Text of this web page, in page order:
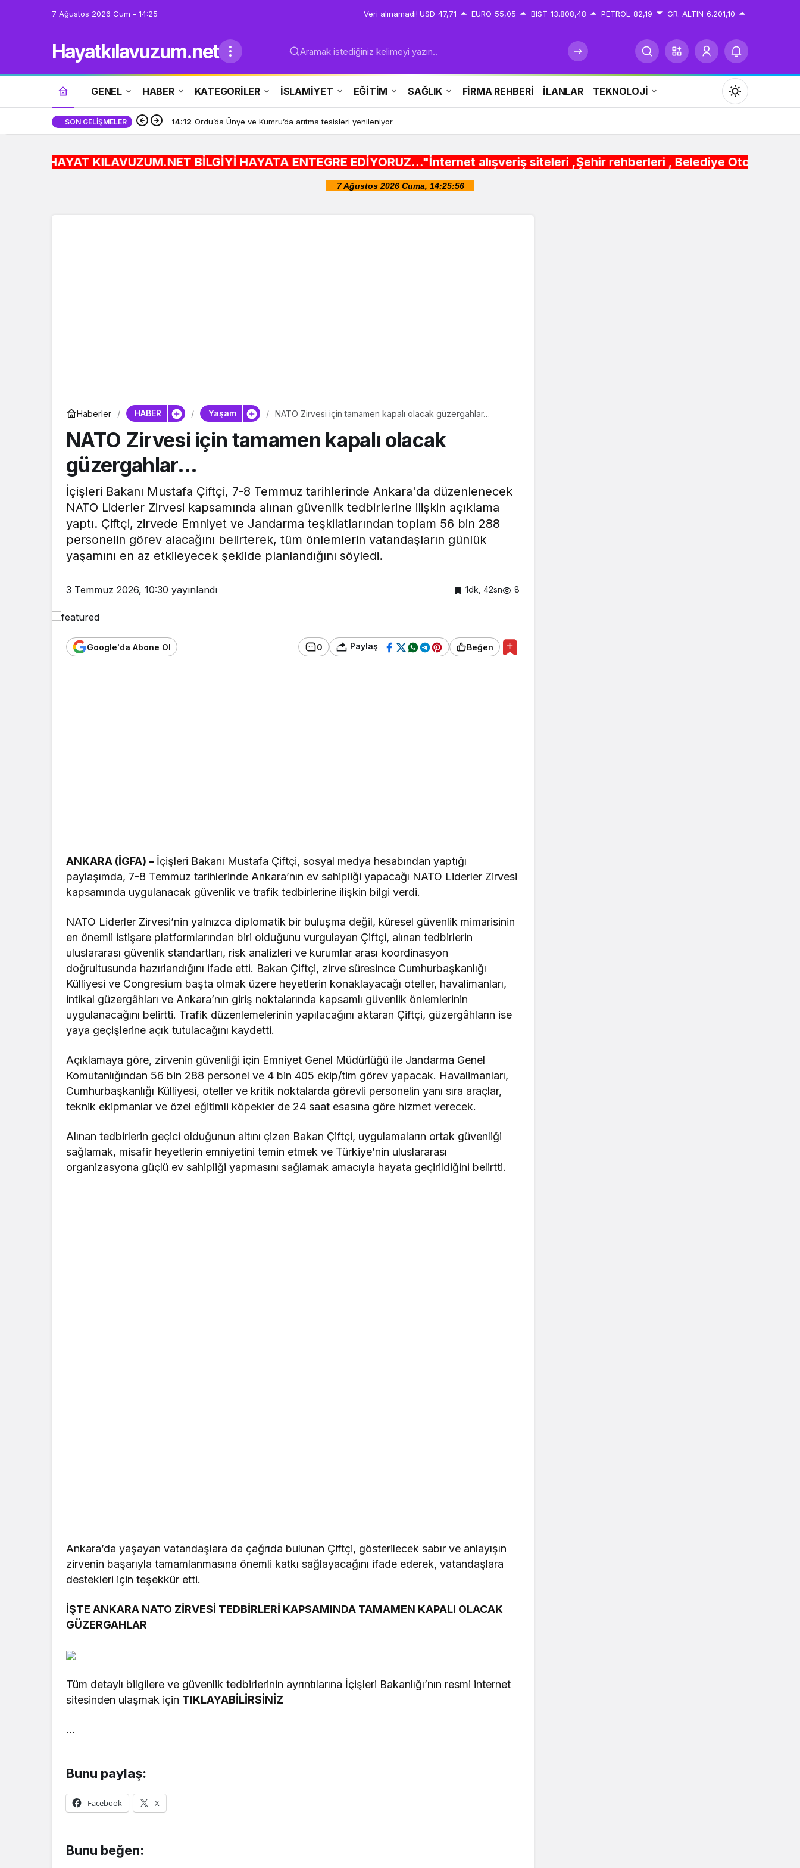
7 Ağustos 2026 Cum - 14:25 Veri alınamadı! USD 47,71 EURO 55,05 BIST 13.808,48 PETROL 82,19 GR. ALTIN 6.201,10
Hayatkılavuzum.net Aramak istediğiniz kelimeyi yazın..
GENEL HABER KATEGORİLER İSLAMİYET EĞİTİM SAĞLIK FİRMA REHBERİ İLANLAR TEKNOLOJİ
Mod
değiştir
SON GELIŞMELER 14:12 Ordu’da Ünye ve Kumru’da arıtma tesisleri yenileniyor
HAYAT KILAVUZUM.NET BİLGİYİ HAYATA ENTEGRE EDİYORUZ..."İnternet alışveriş siteleri ,Şehir rehberleri , Belediye
Haberler HABER Yaşam NATO Zirvesi için tamamen kapalı olacak güzergahlar…
NATO Zirvesi için tamamen kapalı olacak
güzergahlar…
İçişleri Bakanı Mustafa Çiftçi, 7-8 Temmuz tarihlerinde Ankara'da düzenlenecek
NATO Liderler Zirvesi kapsamında alınan güvenlik tedbirlerine ilişkin açıklama
yaptı. Çiftçi, zirvede Emniyet ve Jandarma teşkilatlarından toplam 56 bin 288
personelin görev alacağını belirterek, tüm önlemlerin vatandaşların günlük
yaşamını en az etkileyecek şekilde planlandığını söyledi.
3 Temmuz 2026, 10:30 yayınlandı 1dk, 42sn 8
Google'da Abone Ol 0 Paylaş Beğen
ANKARA (İGFA) – İçişleri Bakanı Mustafa Çiftçi, sosyal medya hesabından yaptığı
paylaşımda, 7-8 Temmuz tarihlerinde Ankara’nın ev sahipliği yapacağı NATO Liderler Zirvesi
kapsamında uygulanacak güvenlik ve trafik tedbirlerine ilişkin bilgi verdi.
NATO Liderler Zirvesi’nin yalnızca diplomatik bir buluşma değil, küresel güvenlik mimarisinin
en önemli istişare platformlarından biri olduğunu vurgulayan Çiftçi, alınan tedbirlerin
uluslararası güvenlik standartları, risk analizleri ve kurumlar arası koordinasyon
doğrultusunda hazırlandığını ifade etti. Bakan Çiftçi, zirve süresince Cumhurbaşkanlığı
Külliyesi ve Congresium başta olmak üzere heyetlerin konaklayacağı oteller, havalimanları,
intikal güzergâhları ve Ankara’nın giriş noktalarında kapsamlı güvenlik önlemlerinin
uygulanacağını belirtti. Trafik düzenlemelerinin yapılacağını aktaran Çiftçi, güzergâhların ise
yaya geçişlerine açık tutulacağını kaydetti.
Açıklamaya göre, zirvenin güvenliği için Emniyet Genel Müdürlüğü ile Jandarma Genel
Komutanlığından 56 bin 288 personel ve 4 bin 405 ekip/tim görev yapacak. Havalimanları,
Cumhurbaşkanlığı Külliyesi, oteller ve kritik noktalarda görevli personelin yanı sıra araçlar,
teknik ekipmanlar ve özel eğitimli köpekler de 24 saat esasına göre hizmet verecek.
Alınan tedbirlerin geçici olduğunun altını çizen Bakan Çiftçi, uygulamaların ortak güvenliği
sağlamak, misafir heyetlerin emniyetini temin etmek ve Türkiye’nin uluslararası
organizasyona güçlü ev sahipliği yapmasını sağlamak amacıyla hayata geçirildiğini belirtti.
Ankara’da yaşayan vatandaşlara da çağrıda bulunan Çiftçi, gösterilecek sabır ve anlayışın
zirvenin başarıyla tamamlanmasına önemli katkı sağlayacağını ifade ederek, vatandaşlara
destekleri için teşekkür etti.
İŞTE ANKARA NATO ZİRVESİ TEDBİRLERİ KAPSAMINDA TAMAMEN KAPALI OLACAK
GÜZERGAHLAR
Tüm detaylı bilgilere ve güvenlik tedbirlerinin ayrıntılarına İçişleri Bakanlığı’nın resmi internet
sitesinden ulaşmak için TIKLAYABİLİRSİNİZ
…
Bunu paylaş:
Facebook X
Bunu beğen: